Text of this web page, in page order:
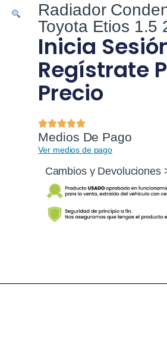
Radiador
Toyota Etios 1.5
Inicia
Regístrate
Precio
Medios De Pago
Ver medios de pago
Cambios y Devoluciones